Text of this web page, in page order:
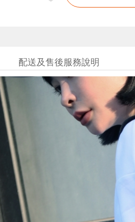
配送及售後服務說明